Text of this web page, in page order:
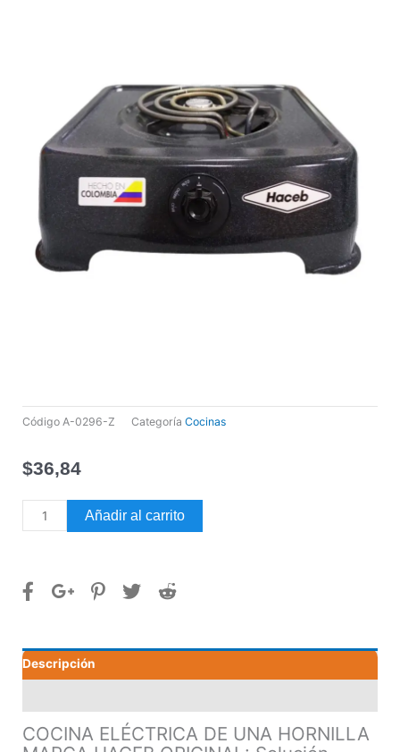
Código A-0296-Z Categoría Cocinas
$36,84
COCINA
ELÉCTRICA
HORNILLA
ORIGINAL
cantidad
Añadir al carrito
Descripción
COCINA ELÉCTRICA DE UNA HORNILLA